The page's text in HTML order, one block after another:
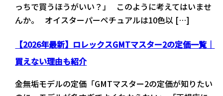
っちで買うほうがいい？」 このように考えてはいませ
んか。 オイスターパーペチュアルは10色以 […]
【2026年最新】ロレックスGMTマスター2の定価一覧｜
買えない理由も紹介
金無垢モデルの定価「GMTマスター2の定価が知りたい